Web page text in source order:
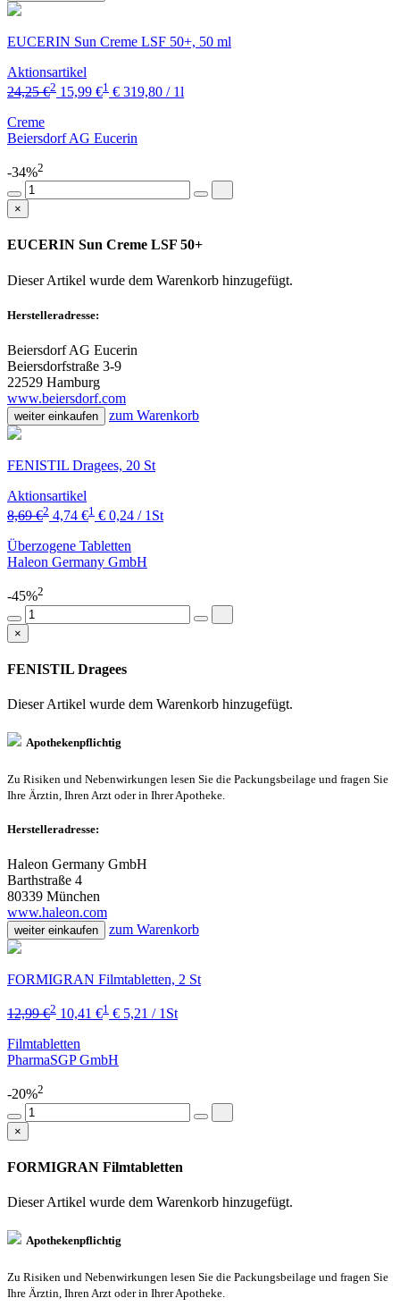
EUCERIN Sun Creme LSF 50+, 50 ml
Aktionsartikel
24,25 €2 15,99 €1 € 319,80 / 1l
Creme
Beiersdorf AG Eucerin
-34%2
×
EUCERIN Sun Creme LSF 50+
Dieser Artikel wurde dem Warenkorb hinzugefügt.
Herstelleradresse:
Beiersdorf AG Eucerin
Beiersdorfstraße 3-9
22529 Hamburg
www.beiersdorf.com
weiter einkaufen zum Warenkorb
FENISTIL Dragees, 20 St
Aktionsartikel
8,69 €2 4,74 €1 € 0,24 / 1St
Überzogene Tabletten
Haleon Germany GmbH
-45%2
×
FENISTIL Dragees
Dieser Artikel wurde dem Warenkorb hinzugefügt.
Apothekenpflichtig
Zu Risiken und Nebenwirkungen lesen Sie die Packungsbeilage und fragen Sie
Ihre Ärztin, Ihren Arzt oder in Ihrer Apotheke.
Herstelleradresse:
Haleon Germany GmbH
Barthstraße 4
80339 München
www.haleon.com
weiter einkaufen zum Warenkorb
FORMIGRAN Filmtabletten, 2 St
12,99 €2 10,41 €1 € 5,21 / 1St
Filmtabletten
PharmaSGP GmbH
-20%2
×
FORMIGRAN Filmtabletten
Dieser Artikel wurde dem Warenkorb hinzugefügt.
Apothekenpflichtig
Zu Risiken und Nebenwirkungen lesen Sie die Packungsbeilage und fragen Sie
Ihre Ärztin, Ihren Arzt oder in Ihrer Apotheke.